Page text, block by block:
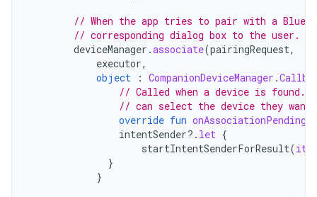
// When the app tries to pair with a
// corresponding dialog box to the user.
deviceManager .associate(pairingRequest,
executor,
object
: CompanionDeviceManager .
// Called when a device is found.
// can select the device they
override fun onAssociationPending
intentSender?. let {
startIntentSenderForResult(it
}
}